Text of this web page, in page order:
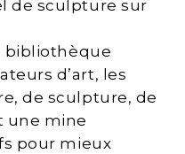
de sculpture sur
bibliothèque
d’art, les
de sculpture, de
une mine
pour mieux